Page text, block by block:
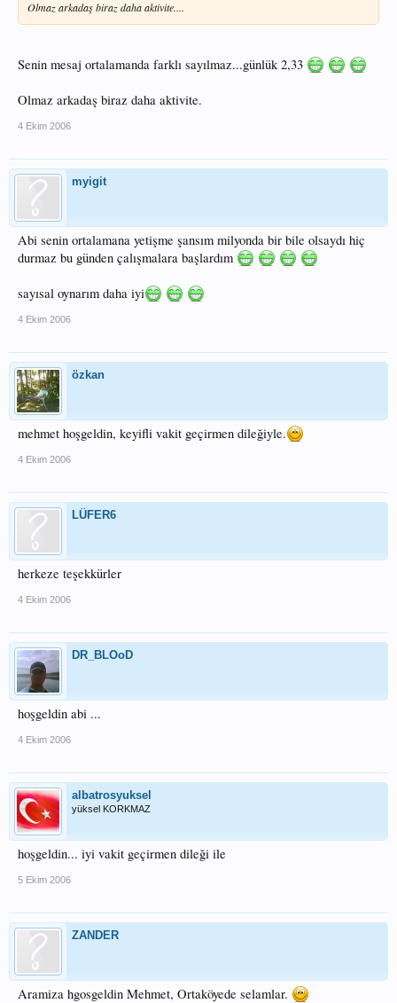
Olmaz arkadaş biraz daha aktivite....
Senin mesaj ortalamanda farklı sayılmaz...günlük 2,33
Olmaz arkadaş biraz daha aktivite.
4 Ekim 2006
myigit
Abi senin ortalamana yetişme şansım milyonda bir bile olsaydı hiç
durmaz bu günden çalışmalara başlardım
sayısal oynarım daha iyi
4 Ekim 2006
özkan
mehmet hoşgeldin, keyifli vakit geçirmen dileğiyle.
4 Ekim 2006
LÜFER6
herkeze teşekkürler
4 Ekim 2006
DR_BLOoD
hoşgeldin abi ...
4 Ekim 2006
albatrosyuksel
yüksel KORKMAZ
hoşgeldin... iyi vakit geçirmen dileği ile
5 Ekim 2006
ZANDER
Aramiza hgosgeldin Mehmet, Ortaköyede selamlar.